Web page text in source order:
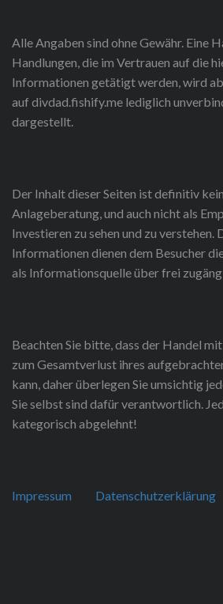
Alle Angaben sind ohne Gewähr. Eine
Handlungen, die im Vertrauen auf die
Informationen getätigt werden, wird
auf divdad.fishify.me lediglich
dargestellt.
Der Inhalt dieser Seiten ist definitiv
Anlageberatung, und auch nicht als
Investieren zu sehen und zu verstehen.
Informationen dienen dem Besucher
als Informationsquelle über frei
Beachten Sie bitte, dass der Handel
zum Gesamtverlust ihres
kann, daher überlegen Sie umsichtig
Sie selbst sind dafür verantwortlich.
kategorisch abgelehnt!
Impressum Datenschutzerklärung